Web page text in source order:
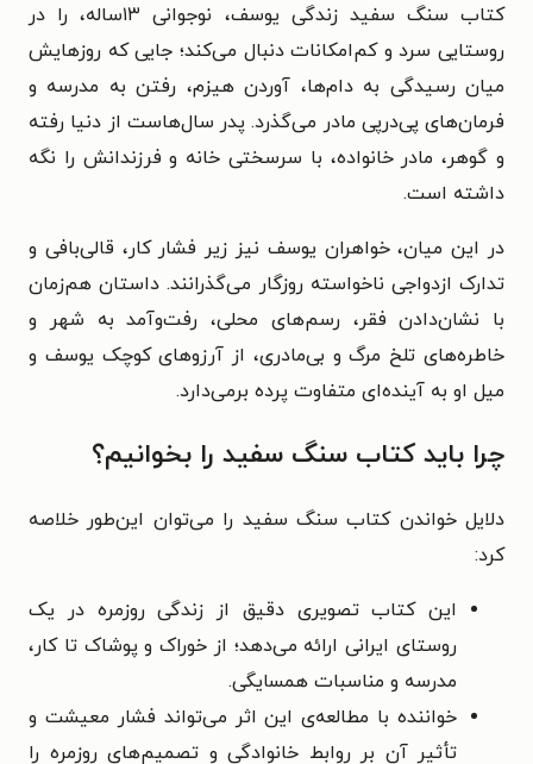
کتاب سنگ سفید زندگی یوسف، نوجوانی ۱۳ساله، را در
روستایی سرد و کم‌امکانات دنبال می‌کند؛ جایی که روزهایش
میان رسیدگی به دام‌ها، آوردن هیزم، رفتن به مدرسه و
فرمان‌های پی‌درپی مادر می‌گذرد. پدر سال‌هاست از دنیا رفته
و گوهر، مادر خانواده، با سرسختی خانه و فرزندانش را نگه
داشته است.
در این میان، خواهران یوسف نیز زیر فشار کار، قالی‌بافی و
تدارک ازدواجی ناخواسته روزگار می‌گذرانند. داستان هم‌زمان
با نشان‌دادن فقر، رسم‌های محلی، رفت‌وآمد به شهر و
خاطره‌های تلخ مرگ و بی‌مادری، از آرزوهای کوچک یوسف و
میل او به آینده‌ای متفاوت پرده برمی‌دارد.
چرا باید کتاب سنگ سفید را بخوانیم؟
دلایل خواندن کتاب سنگ سفید را می‌توان این‌طور خلاصه
کرد:
این کتاب تصویری دقیق از زندگی روزمره در یک
روستای ایرانی ارائه می‌دهد؛ از خوراک و پوشاک تا کار،
مدرسه و مناسبات همسایگی.
خواننده با مطالعه‌ی این اثر می‌تواند فشار معیشت و
تأثیر آن بر روابط خانوادگی و تصمیم‌های روزمره را